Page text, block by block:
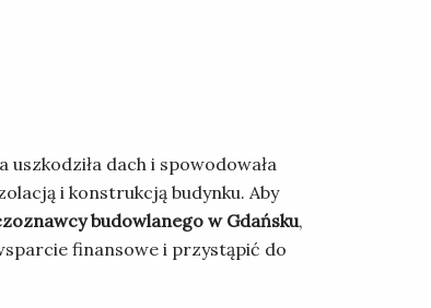
dach i spowodowała
i konstrukcją budynku. Aby
budowlanego w Gdańsku,
finansowe i przystąpić do